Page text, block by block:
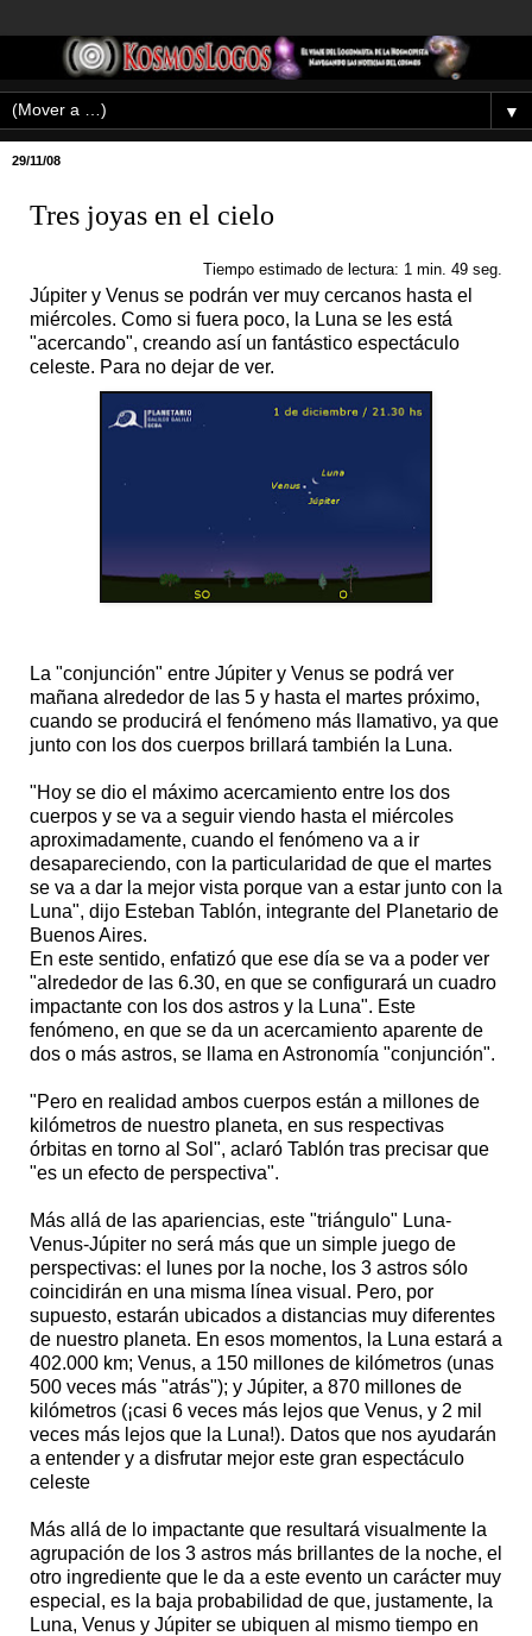
▼
29/11/08
Tres joyas en el cielo
Tiempo estimado de lectura: 1 min. 49 seg.
Júpiter y Venus se podrán ver muy cercanos hasta el
miércoles. Como si fuera poco, la Luna se les está
"acercando", creando así un fantástico espectáculo
celeste. Para no dejar de ver.
La "conjunción" entre Júpiter y Venus se podrá ver
mañana alrededor de las 5 y hasta el martes próximo,
cuando se producirá el fenómeno más llamativo, ya que
junto con los dos cuerpos brillará también la Luna.
"Hoy se dio el máximo acercamiento entre los dos
cuerpos y se va a seguir viendo hasta el miércoles
aproximadamente, cuando el fenómeno va a ir
desapareciendo, con la particularidad de que el martes
se va a dar la mejor vista porque van a estar junto con la
Luna", dijo Esteban Tablón, integrante del Planetario de
Buenos Aires.
En este sentido, enfatizó que ese día se va a poder ver
"alrededor de las 6.30, en que se configurará un cuadro
impactante con los dos astros y la Luna". Este
fenómeno, en que se da un acercamiento aparente de
dos o más astros, se llama en Astronomía "conjunción".
"Pero en realidad ambos cuerpos están a millones de
kilómetros de nuestro planeta, en sus respectivas
órbitas en torno al Sol", aclaró Tablón tras precisar que
"es un efecto de perspectiva".
Más allá de las apariencias, este "triángulo" Luna-
Venus-Júpiter no será más que un simple juego de
perspectivas: el lunes por la noche, los 3 astros sólo
coincidirán en una misma línea visual. Pero, por
supuesto, estarán ubicados a distancias muy diferentes
de nuestro planeta. En esos momentos, la Luna estará a
402.000 km; Venus, a 150 millones de kilómetros (unas
500 veces más "atrás"); y Júpiter, a 870 millones de
kilómetros (¡casi 6 veces más lejos que Venus, y 2 mil
veces más lejos que la Luna!). Datos que nos ayudarán
a entender y a disfrutar mejor este gran espectáculo
celeste
Más allá de lo impactante que resultará visualmente la
agrupación de los 3 astros más brillantes de la noche, el
otro ingrediente que le da a este evento un carácter muy
especial, es la baja probabilidad de que, justamente, la
Luna, Venus y Júpiter se ubiquen al mismo tiempo en